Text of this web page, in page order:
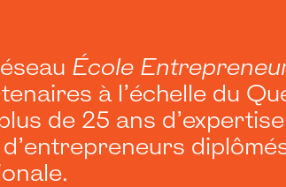
École
à l’échelle du
de 25 ans